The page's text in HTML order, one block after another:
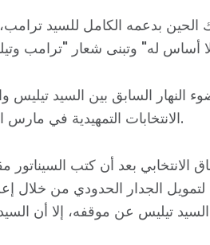
الحين بدعمه الكامل للسيد
النهار السابق بين السيد
الانتخابات التمهيدية في مارس المقبل، رجل الأعمال غارلاند تاكر.
الانتخابي بعد أن كتب
الجدار الحدودي من خلال
تيليس عن موقفه، إلا أن السيد